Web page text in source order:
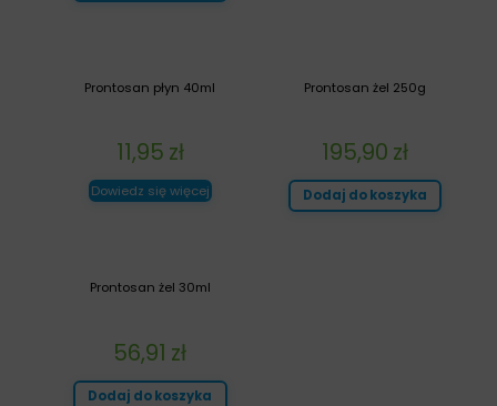
Prontosan żel 250g
195,90 zł
Dodaj do koszyka
Prontosan płyn 40ml
11,95 zł
Dowiedz się więcej
Prontosan żel 30ml
56,91 zł
Dodaj do koszyka